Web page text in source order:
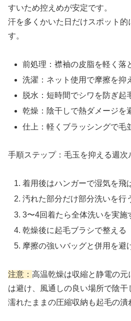
すいため控えめが安定です。
汗を多くかいた日だけスポット
す。
前処理：襟袖の皮脂を軽く落
洗濯：ネット使用で摩擦を抑
脱水：短時間でシワを防ぎ起
乾燥：陰干しで熱ダメージを
仕上：軽くブラッシングで毛
手順ステップ：毛玉を抑える週次
着用後はハンガーで湿気を飛
汚れた部分だけ部分洗いを行
3〜4回着たら全体洗いを実施
乾燥後に起毛ブラシで整える
摩擦の強いバッグと併用を避
注意： 高温乾燥は収縮と静電の
は避け、風通しの良い場所で陰干
濡れたままの圧縮収納も起毛の潰